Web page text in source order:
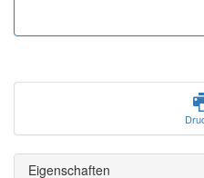
Eigenschaften